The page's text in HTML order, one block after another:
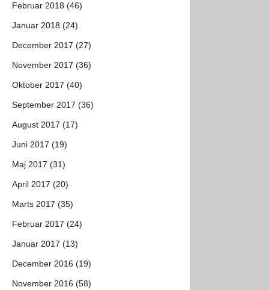
Februar 2018 (46)
Januar 2018 (24)
December 2017 (27)
November 2017 (36)
Oktober 2017 (40)
September 2017 (36)
August 2017 (17)
Juni 2017 (19)
Maj 2017 (31)
April 2017 (20)
Marts 2017 (35)
Februar 2017 (24)
Januar 2017 (13)
December 2016 (19)
November 2016 (58)